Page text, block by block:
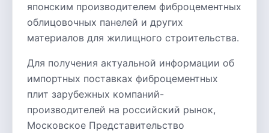
японским производителем фиброцементных
облицовочных панелей и других
материалов для жилищного строительства.
Для получения актуальной информации об
импортных поставках фиброцементных
плит зарубежных компаний-
производителей на российский рынок,
Московское Представительство